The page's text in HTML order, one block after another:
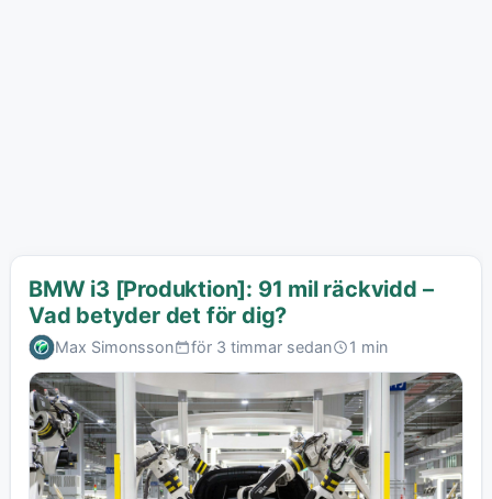
BMW i3 [Produktion]: 91 mil räckvidd –
Vad betyder det för dig?
Max Simonsson för 3 timmar sedan 1 min